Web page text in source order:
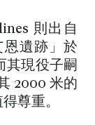
則出自
恩遺跡」於
其現役子嗣
2000 米的
尊重。